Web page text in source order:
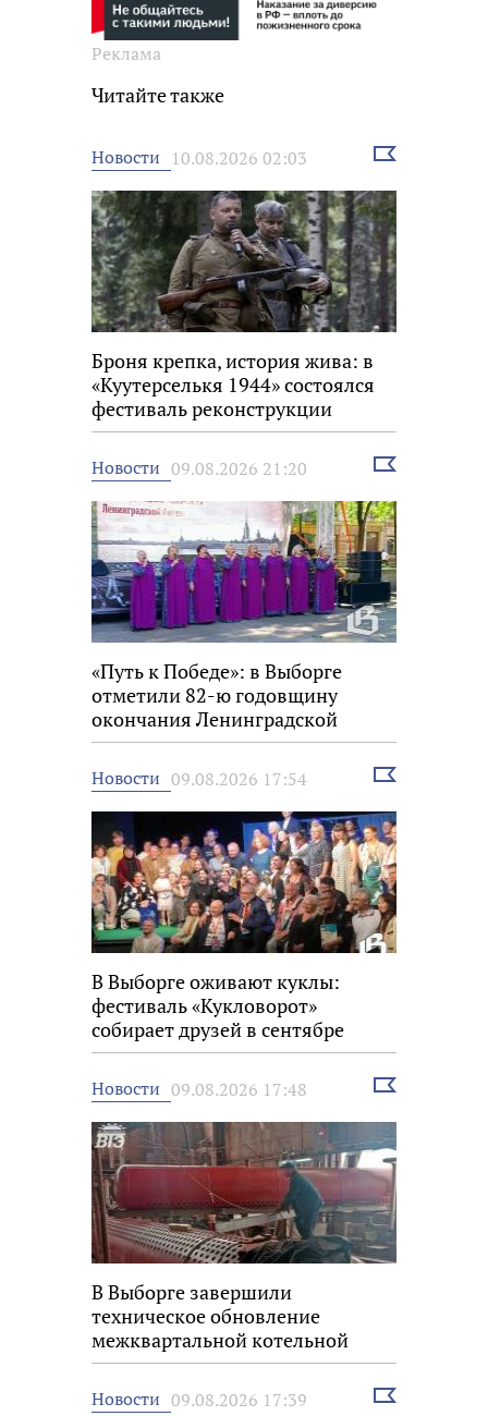
Реклама
Читайте также
Новости 10.08.2026 02:03
Выбрать
Броня крепка, история жива: в
«Куутерселькя 1944» состоялся
фестиваль реконструкции
Новости 09.08.2026 21:20
Выбрать
«Путь к Победе»: в Выборге
отметили 82-ю годовщину
окончания Ленинградской
битвы
Новости 09.08.2026 17:54
Выбрать
В Выборге оживают куклы:
фестиваль «Кукловорот»
собирает друзей в сентябре
Новости 09.08.2026 17:48
Выбрать
В Выборге завершили
техническое обновление
межквартальной котельной
Новости 09.08.2026 17:39
Выбрать